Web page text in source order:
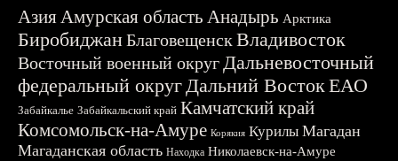
АзияАмурская область Анадырь Арктика
БиробиджанБлаговещенскВладивосток
Восточный военный округДальневосточный
федеральный округДальний ВостокЕАО
Забайкалье Забайкальский край Камчатский край
Комсомольск-на-Амуре Корякия Курилы Магадан
Магаданская область Находка Николаевск-на-Амуре